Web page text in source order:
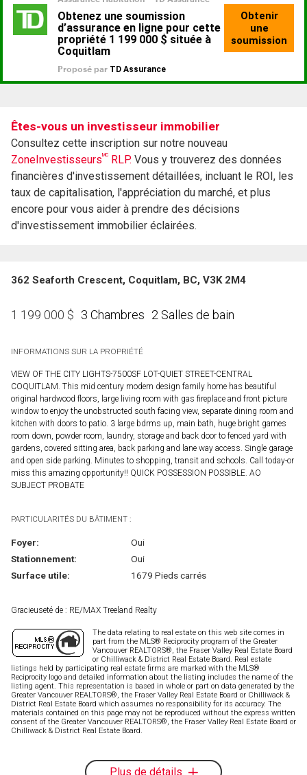
Êtes-vous un investisseur immobilier
Consultez cette inscription sur notre nouveau
ZoneInvestisseursMC RLP. Vous y trouverez des données
financières d'investissement détaillées, incluant le ROI, les
taux de capitalisation, l'appréciation du marché, et plus
encore pour vous aider à prendre des décisions
d'investissement immobilier éclairées.
362 Seaforth Crescent, Coquitlam, BC, V3K 2M4
1 199 000 $ 3 Chambres 2 Salles de bain
INFORMATIONS SUR LA PROPRIÉTÉ
VIEW OF THE CITY LIGHTS-7500SF LOT-QUIET STREET-CENTRAL
COQUITLAM. This mid century modern design family home has beautiful
original hardwood floors, large living room with gas fireplace and front picture
window to enjoy the unobstructed south facing view, separate dining room and
kitchen with doors to patio. 3 large bdrms up, main bath, huge bright games
room down, powder room, laundry, storage and back door to fenced yard with
gardens, covered sitting area, back parking and lane way access. Single garage
and open side parking. Minutes to shopping, transit and schools. Call today-or
miss this amazing opportunity!! QUICK POSSESSION POSSIBLE. AO
SUBJECT PROBATE
PARTICULARITÉS DU BÂTIMENT :
Foyer:
Oui
Stationnement:
Oui
Surface utile:
1679 Pieds carrés
Gracieuseté de : RE/MAX Treeland Realty
The data relating to real estate on this web site comes in
part from the MLS® Reciprocity program of the Greater
Vancouver REALTORS®, the Fraser Valley Real Estate Board
or Chilliwack & District Real Estate Board. Real estate
listings held by participating real estate firms are marked with the MLS®
Reciprocity logo and detailed information about the listing includes the name of the
listing agent. This representation is based in whole or part on data generated by the
Greater Vancouver REALTORS®, the Fraser Valley Real Estate Board or Chilliwack &
District Real Estate Board which assumes no responsibility for its accuracy. The
materials contained on this page may not be reproduced without the express written
consent of the Greater Vancouver REALTORS®, the Fraser Valley Real Estate Board or
Chilliwack & District Real Estate Board.
Plus de détails